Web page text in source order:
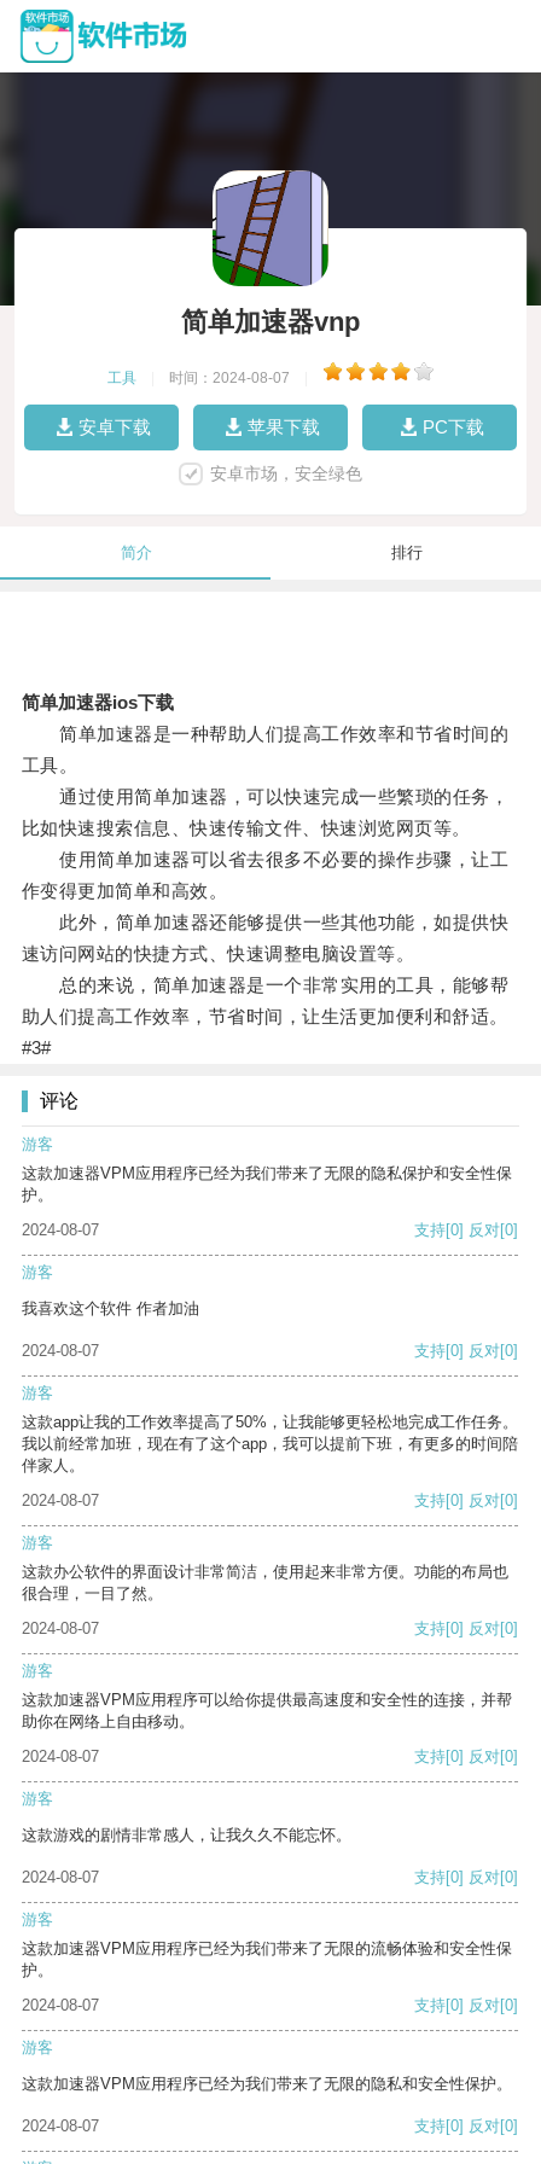
简单加速器vnp
工具 时间：2024-08-07
安卓下载 苹果下载 PC下载
安卓市场，安全绿色
简介 排行
简单加速器ios下载
简单加速器是一种帮助人们提高工作效率和节省时间的
工具。
通过使用简单加速器，可以快速完成一些繁琐的任务，
比如快速搜索信息、快速传输文件、快速浏览网页等。
使用简单加速器可以省去很多不必要的操作步骤，让工
作变得更加简单和高效。
此外，简单加速器还能够提供一些其他功能，如提供快
速访问网站的快捷方式、快速调整电脑设置等。
总的来说，简单加速器是一个非常实用的工具，能够帮
助人们提高工作效率，节省时间，让生活更加便利和舒适。
#3#
评论
游客
这款加速器VPM应用程序已经为我们带来了无限的隐私保护和安全性保
护。
2024-08-07
支持[0] 反对[0]
游客
我喜欢这个软件 作者加油
2024-08-07 支持[0] 反对[0]
游客
这款app让我的工作效率提高了50%，让我能够更轻松地完成工作任务。
我以前经常加班，现在有了这个app，我可以提前下班，有更多的时间陪
伴家人。
2024-08-07
支持[0] 反对[0]
游客
这款办公软件的界面设计非常简洁，使用起来非常方便。功能的布局也
很合理，一目了然。
2024-08-07
支持[0] 反对[0]
游客
这款加速器VPM应用程序可以给你提供最高速度和安全性的连接，并帮
助你在网络上自由移动。
2024-08-07
支持[0] 反对[0]
游客
这款游戏的剧情非常感人，让我久久不能忘怀。
2024-08-07 支持[0] 反对[0]
游客
这款加速器VPM应用程序已经为我们带来了无限的流畅体验和安全性保
护。
2024-08-07
支持[0] 反对[0]
游客
这款加速器VPM应用程序已经为我们带来了无限的隐私和安全性保护。
2024-08-07 支持[0] 反对[0]